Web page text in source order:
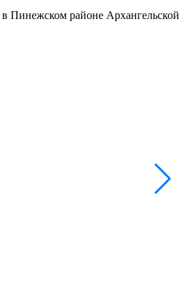
Пинежском районе Архангельской